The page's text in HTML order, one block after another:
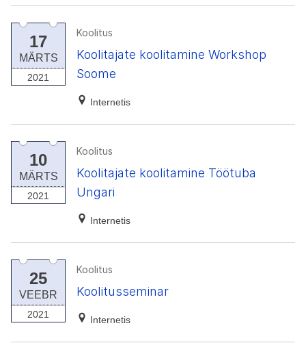
17
MÄRTS
2021
Koolitus
Koolitajate koolitamine Workshop
Soome
Internetis
10
MÄRTS
2021
Koolitus
Koolitajate koolitamine Töötuba
Ungari
Internetis
25
VEEBR
2021
Koolitus
Koolitusseminar
Internetis